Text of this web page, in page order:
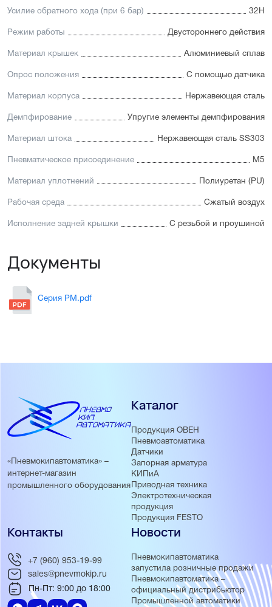
Усилие обратного хода (при 6 бар) 32Н
Режим работы Двустороннего действия
Материал крышек Алюминиевый сплав
Опрос положения С помощью датчика
Материал корпуса Нержавеющая сталь
Демпфирование Упругие элементы демпфирования
Материал штока Нержавеющая сталь SS303
Пневматическое присоединение М5
Материал уплотнений Полиуретан (PU)
Рабочая среда Сжатый воздух
Исполнение задней крышки С резьбой и проушиной
Документы
Серия PM.pdf
«Пневмокипавтоматика» –
интернет-магазин
промышленного оборудования
Каталог
Продукция ОВЕН
Пневмоавтоматика
Датчики
Запорная арматура
КИПиА
Приводная техника
Электротехническая
продукция
Продукция FESTO
Новости
Пневмокипавтоматика
запустила розничные продажи
Пневмокипавтоматика –
официальный дистрибьютор
Промышленной автоматики
Контакты
+7 (960) 953-19-99
sales@pnevmokip.ru
Пн-Пт: 9:00 до 18:00